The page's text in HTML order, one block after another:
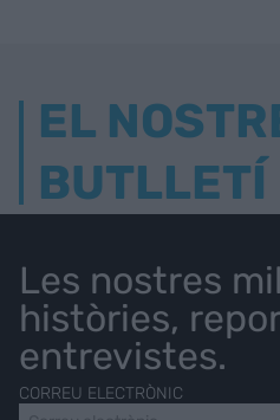
EL
BUTLLETÍ
Les nostres
històries,
entrevistes.
CORREU ELECTRÒNIC